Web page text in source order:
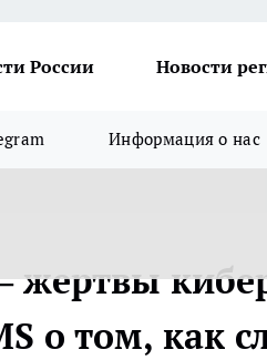
России Новости
Информация о нас
жертвы
о том, как